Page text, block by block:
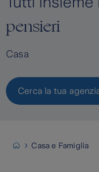
pensieri
Casa
Cerca la tua
Casa e Famiglia